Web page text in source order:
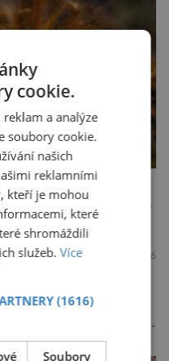
a
[…]
nebo
staré přes 500
5.8.2026
tehdy doslova
se proháněli
– trilobiti, medúzy
žil také
cookie.
reklam a analýze
soubory cookie.
našich
reklamními
kteří je mohou
které
shromáždili
služeb.Více
(1616)
Soubory